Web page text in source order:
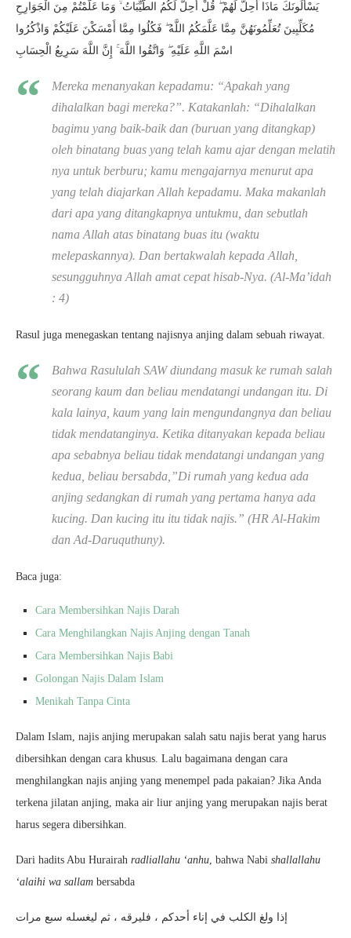
يَسْأَلُونَكَ مَاذَا أُحِلَّ لَهُمْ ۖ قُلْ أُحِلَّ لَكُمُ الطَّيِّبَاتُ ۙ وَمَا عَلَّمْتُمْ مِنَ الْجَوَارِحِ
مُكَلِّبِينَ تُعَلِّمُونَهُنَّ مِمَّا عَلَّمَكُمُ اللَّهُ ۖ فَكُلُوا مِمَّا أَمْسَكْنَ عَلَيْكُمْ وَاذْكُرُوا
اسْمَ اللَّهِ عَلَيْهِ ۖ وَاتَّقُوا اللَّهَ ۚ إِنَّ اللَّهَ سَرِيعُ الْحِسَابِ
Mereka menanyakan kepadamu: “Apakah yang
dihalalkan bagi mereka?”. Katakanlah: “Dihalalkan
bagimu yang baik-baik dan (buruan yang ditangkap)
oleh binatang buas yang telah kamu ajar dengan melatih
nya untuk berburu; kamu mengajarnya menurut apa
yang telah diajarkan Allah kepadamu. Maka makanlah
dari apa yang ditangkapnya untukmu, dan sebutlah
nama Allah atas binatang buas itu (waktu
melepaskannya). Dan bertakwalah kepada Allah,
sesungguhnya Allah amat cepat hisab-Nya. (Al-Ma’idah
: 4)
Rasul juga menegaskan tentang najisnya anjing dalam sebuah riwayat.
Bahwa Rasululah SAW diundang masuk ke rumah salah
seorang kaum dan beliau mendatangi undangan itu. Di
kala lainya, kaum yang lain mengundangnya dan beliau
tidak mendatanginya. Ketika ditanyakan kepada beliau
apa sebabnya beliau tidak mendatangi undangan yang
kedua, beliau bersabda,”Di rumah yang kedua ada
anjing sedangkan di rumah yang pertama hanya ada
kucing. Dan kucing itu itu tidak najis.” (HR Al-Hakim
dan Ad-Daruquthuny).
Baca juga:
Cara Membersihkan Najis Darah
Cara Menghilangkan Najis Anjing dengan Tanah
Cara Membersihkan Najis Babi
Golongan Najis Dalam Islam
Menikah Tanpa Cinta
Dalam Islam, najis anjing merupakan salah satu najis berat yang harus
dibersihkan dengan cara khusus. Lalu bagaimana dengan cara
menghilangkan najis anjing yang menempel pada pakaian? Jika Anda
terkena jilatan anjing, maka air liur anjing yang merupakan najis berat
harus segera dibersihkan.
Dari hadits Abu Hurairah radliallahu ‘anhu, bahwa Nabi shallallahu
‘alaihi wa sallam bersabda
إذا ولغ الكلب في إناء أحدكم ، فليرقه ، ثم ليغسله سبع مرات